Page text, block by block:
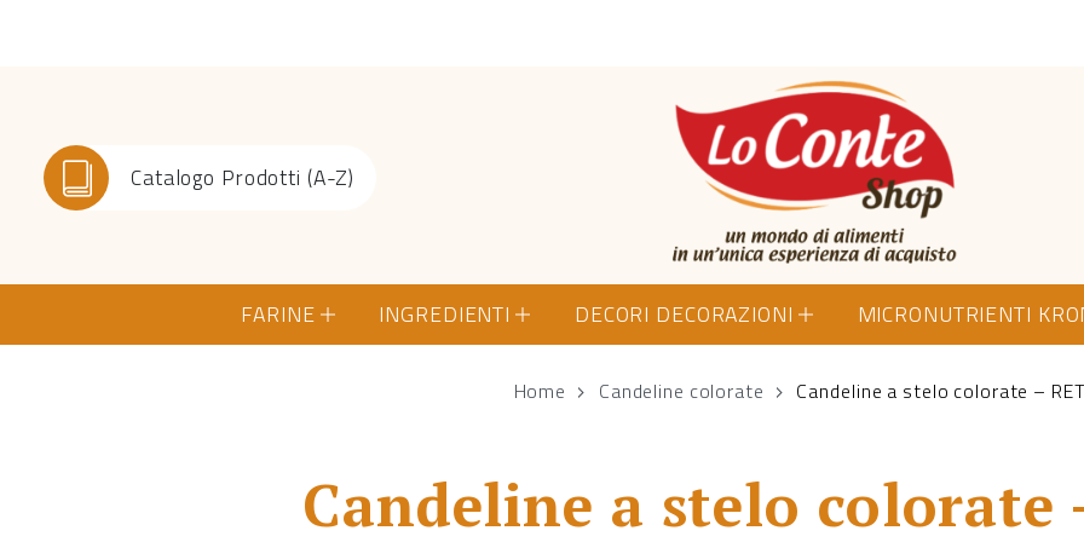
Catalogo Prodotti (A-Z)
Lo Conte Shop
FARINE INGREDIENTI DECORI DECORAZIONI MICRONUTRIENTI
Home Candeline colorate Candeline a stelo colorate –
Candeline a stelo colorate